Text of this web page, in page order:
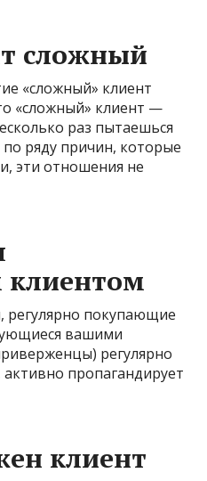
сложный
«сложный» клиент
«сложный» клиент —
раз пытаешься
ряду причин, которые
эти отношения не
регулярно покупающие
вашими
регулярно
пропагандирует
клиент